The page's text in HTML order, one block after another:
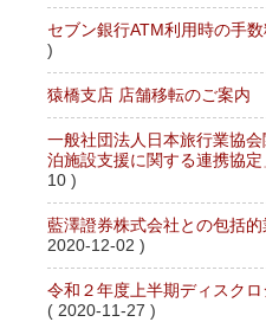
セブン銀行ATM利用時の手
)
猿橋支店 店舗移転のご案内
一般社団法人日本旅行業協
泊施設支援に関する連携協定
10 )
藍澤證券株式会社との包括
2020-12-02 )
令和２年度上半期ディスク
( 2020-11-27 )